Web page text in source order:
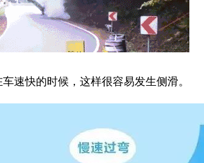
速快的时候，这样很容易发生侧滑。